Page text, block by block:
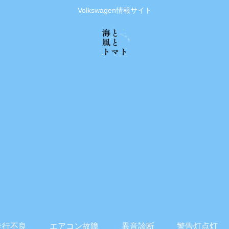
Volkswagen情報サイト
行不良 エアコン故障 異音診断 警告灯点灯